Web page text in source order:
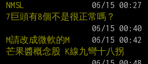
NMSL
7巨頭有8個不是很正常嗎？
M請改成微軟的M
芒果醬概念股 K線九彎十八拐